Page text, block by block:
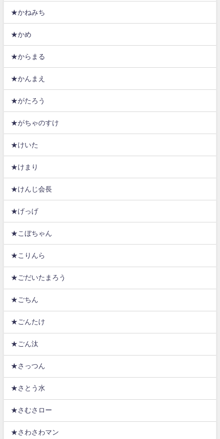
★かねみち
★かめ
★からまる
★かんまえ
★がたろう
★がちゃのすけ
★けいた
★けまり
★けんじ会長
★げっげ
★こぼちゃん
★こりんら
★ごだいたまろう
★ごちん
★ごんたけ
★ごん汰
★さっつん
★さとう水
★さむさロー
★さわさわマン